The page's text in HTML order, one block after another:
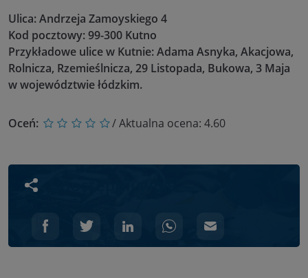
Ulica: Andrzeja Zamoyskiego 4
Kod pocztowy: 99-300 Kutno
Przykładowe ulice w Kutnie: Adama Asnyka, Akacjowa,
Rolnicza, Rzemieślnicza, 29 Listopada, Bukowa, 3 Maja
w województwie łódzkim.
Oceń: / Aktualna ocena: 4.60